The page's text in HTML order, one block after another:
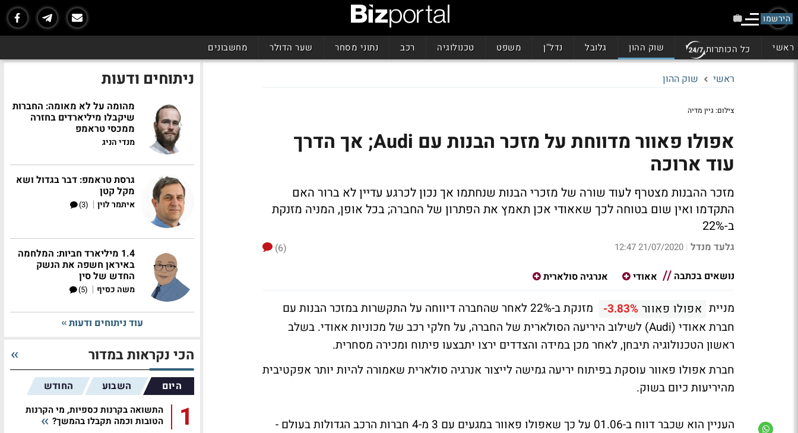
הירשמו
ראשי כל הכותרות שוק ההון גלובל נדל"ן משפט טכנולוגיה רכב נתוני מסחר שער הדולר מחשבונים
ראשי שוק ההון
צילום: גיין מדיה
אפולו פאוור מדווחת על מזכר הבנות עם Audi; אך הדרך
עוד ארוכה
מזכר ההבנות מצטרף לעוד שורה של מזכרי הבנות שנחתמו אך נכון לכרגע עדיין לא ברור האם
התקדמו ואין שום בטוחה לכך שאאודי אכן תאמץ את הפתרון של החברה; בכל אופן, המניה מזנקת
ב-22%
גלעד מנדל |
21/07/2020 12:47
(6)
נושאים בכתבה
אאודי אנרגיה סולארית
מניית אפולו פאוור -3.83%
מזנקת ב-22% לאחר שהחברה דיווחה על התקשרות במזכר הבנות עם
חברת אאודי (Audi) לשילוב היריעה הסולארית של החברה, על חלקי רכב של מכוניות אאודי. בשלב
ראשון הטכנולוגיה תיבחן, לאחר מכן במידה והצדדים ירצו יתבצעו פיתוח ומכירה מסחרית.
חברת אפולו פאוור עוסקת בפיתוח יריעה גמישה לייצור אנרגיה סולארית שאמורה להיות יותר אפקטיבית
מהיריעות כיום בשוק.
העניין הוא שכבר דווח ב-01.06 על כך שאפולו פאוור במגעים עם 3 מ-4 חברות הרכב הגדולות בעולם -
ניתוחים ודעות
מהומה על לא מאומה: החברות
שיקבלו מיליארדים בחזרה
ממכסי טראמפ
מנדי הניג
גרסת טראמפ: דבר בגדול ושא
מקל קטן
איתמר לוין |
(3)
1.4 מיליארד חביות: המלחמה
באיראן חשפה את הנשק
החדש של סין
משה כסיף |
(5)
עוד ניתוחים ודעות
הכי נקראות במדור
היום השבוע החודש
1
התשואה בקרנות כספיות, מי הקרנות
הטובות וכמה תקבלו בהמשך?